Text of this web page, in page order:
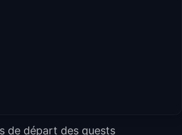
de départ des quests